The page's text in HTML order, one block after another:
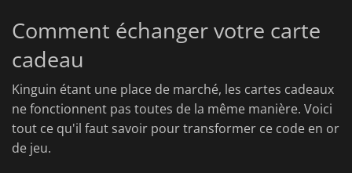
Comment échanger votre carte
cadeau
Kinguin étant une place de marché, les cartes cadeaux
ne fonctionnent pas toutes de la même manière. Voici
tout ce qu'il faut savoir pour transformer ce code en or
de jeu.